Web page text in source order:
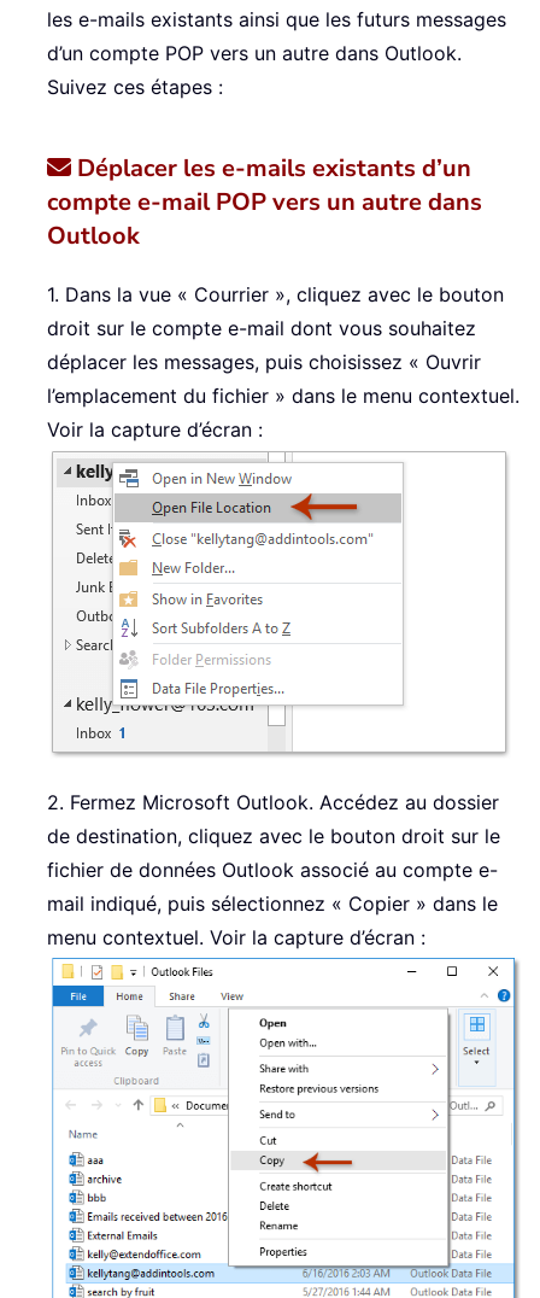
les e-mails existants ainsi que les futurs messages
d’un compte POP vers un autre dans Outlook.
Suivez ces étapes :
Déplacer les e-mails existants d’un
compte e-mail POP vers un autre dans
Outlook
1. Dans la vue « Courrier », cliquez avec le bouton
droit sur le compte e-mail dont vous souhaitez
déplacer les messages, puis choisissez « Ouvrir
l’emplacement du fichier » dans le menu contextuel.
Voir la capture d’écran :
2. Fermez Microsoft Outlook. Accédez au dossier
de destination, cliquez avec le bouton droit sur le
fichier de données Outlook associé au compte e-
mail indiqué, puis sélectionnez « Copier » dans le
menu contextuel. Voir la capture d’écran :